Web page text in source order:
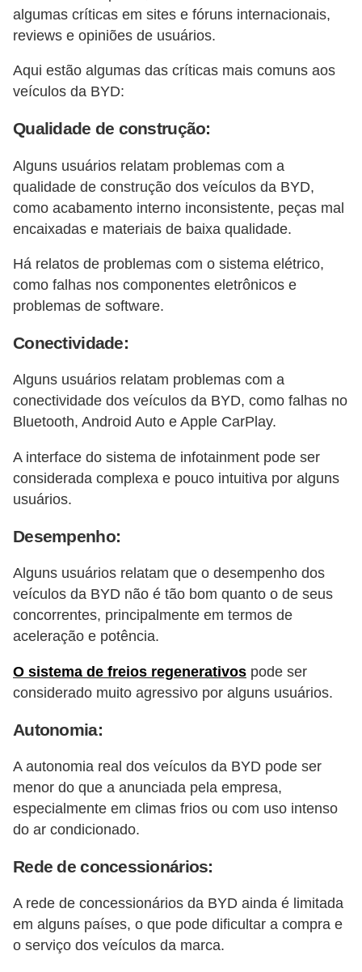
algumas críticas em sites e fóruns internacionais,
reviews e opiniões de usuários.
Aqui estão algumas das críticas mais comuns aos
veículos da BYD:
Qualidade de construção:
Alguns usuários relatam problemas com a
qualidade de construção dos veículos da BYD,
como acabamento interno inconsistente, peças mal
encaixadas e materiais de baixa qualidade.
Há relatos de problemas com o sistema elétrico,
como falhas nos componentes eletrônicos e
problemas de software.
Conectividade:
Alguns usuários relatam problemas com a
conectividade dos veículos da BYD, como falhas no
Bluetooth, Android Auto e Apple CarPlay.
A interface do sistema de infotainment pode ser
considerada complexa e pouco intuitiva por alguns
usuários.
Desempenho:
Alguns usuários relatam que o desempenho dos
veículos da BYD não é tão bom quanto o de seus
concorrentes, principalmente em termos de
aceleração e potência.
O sistema de freios regenerativos pode ser
considerado muito agressivo por alguns usuários.
Autonomia:
A autonomia real dos veículos da BYD pode ser
menor do que a anunciada pela empresa,
especialmente em climas frios ou com uso intenso
do ar condicionado.
Rede de concessionários:
A rede de concessionários da BYD ainda é limitada
em alguns países, o que pode dificultar a compra e
o serviço dos veículos da marca.